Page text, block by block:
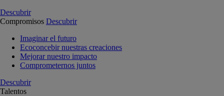
Descubrir
Compromisos Descubrir
Imaginar el futuro
Ecoconcebir nuestras creaciones
Mejorar nuestro impacto
Comprometernos juntos
Descubrir
Talentos